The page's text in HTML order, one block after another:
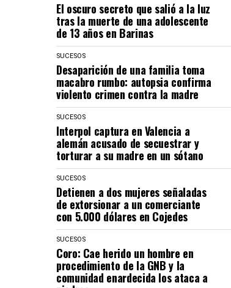
El oscuro secreto que salió a la luz
tras la muerte de una adolescente
de 13 años en Barinas
SUCESOS
Desaparición de una familia toma
macabro rumbo: autopsia confirma
violento crimen contra la madre
SUCESOS
Interpol captura en Valencia a
alemán acusado de secuestrar y
torturar a su madre en un sótano
SUCESOS
Detienen a dos mujeres señaladas
de extorsionar a un comerciante
con 5.000 dólares en Cojedes
SUCESOS
Coro: Cae herido un hombre en
procedimiento de la GNB y la
comunidad enardecida los ataca a